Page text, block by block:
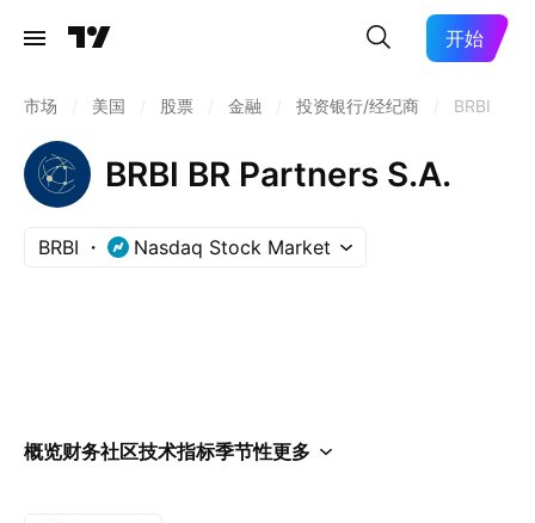
开始
市场 美国 股票 金融 投资银行/经纪商 BRBI
BRBI BR Partners S.A.
BRBI Nasdaq Stock Market
概览财务社区技术指标季节性更多